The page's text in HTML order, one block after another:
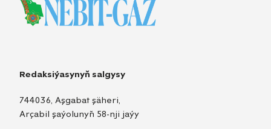
Redaksiýasynyň salgysy
744036, Aşgabat şäheri,
Arçabil şaýolunyň 58-nji jaýy